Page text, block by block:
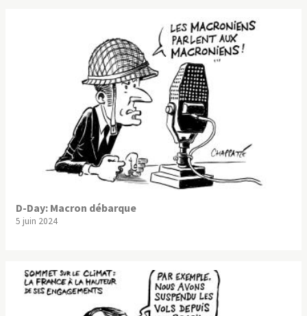
D-Day: Macron débarque
5 juin 2024